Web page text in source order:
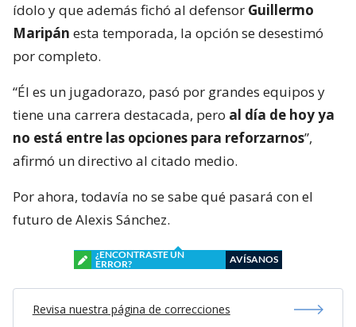
ídolo y que además fichó al defensor Guillermo
Maripán esta temporada, la opción se desestimó
por completo.
“Él es un jugadorazo, pasó por grandes equipos y
tiene una carrera destacada, pero al día de hoy ya
no está entre las opciones para reforzarnos”,
afirmó un directivo al citado medio.
Por ahora, todavía no se sabe qué pasará con el
futuro de Alexis Sánchez.
¿ENCONTRASTE UN
ERROR?
AVÍSANOS
Revisa nuestra página de correcciones